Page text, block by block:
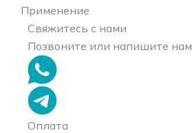
Применение
Свяжитесь с нами
Позвоните или напишите нам
Оплата